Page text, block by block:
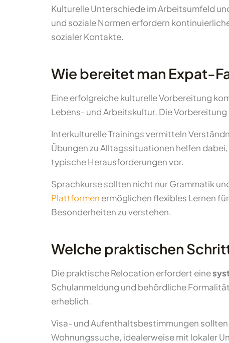
Kulturelle Unterschiede im Arbeitsumfeld
und soziale Normen erfordern
sozialer Kontakte.
Wie bereitet man Expat-
Eine erfolgreiche kulturelle Vorbereitung
Lebens- und Arbeitskultur. Die
Interkulturelle Trainings vermitteln
Übungen zu Alltagssituationen helfen
typische Herausforderungen vor.
Sprachkurse sollten nicht nur Grammatik
Plattformen ermöglichen flexibles Lernen
Besonderheiten zu verstehen.
Welche praktischen
Die praktische Relocation erfordert eine
Schulanmeldung und behördliche
erheblich.
Visa- und Aufenthaltsbestimmungen
Wohnungssuche, idealerweise mit lokaler